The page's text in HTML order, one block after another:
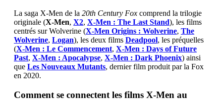
La saga X-Men de la 20th Century Fox comprend la trilogie
originale (X-Men, X2, X-Men : The Last Stand), les films
centrés sur Wolverine (X-Men Origins : Wolverine, The
Wolverine, Logan), les deux films Deadpool, les préquelles
(X-Men : Le Commencement, X-Men : Days of Future
Past, X-Men : Apocalypse, X-Men : Dark Phoenix) ainsi
que Les Nouveaux Mutants, dernier film produit par la Fox
en 2020.
Comment se connectent les films X-Men au